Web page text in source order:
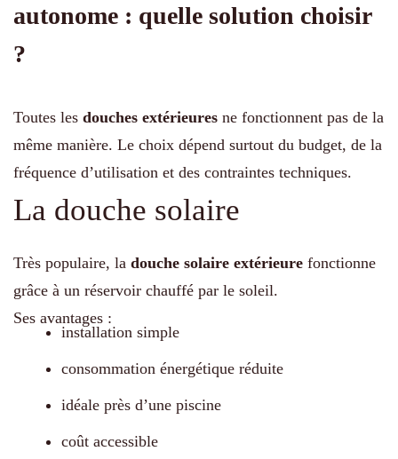
autonome : quelle solution choisir
?
Toutes les douches extérieures ne fonctionnent pas de la
même manière. Le choix dépend surtout du budget, de la
fréquence d’utilisation et des contraintes techniques.
La douche solaire
Très populaire, la douche solaire extérieure fonctionne
grâce à un réservoir chauffé par le soleil.
Ses avantages :
installation simple
consommation énergétique réduite
idéale près d’une piscine
coût accessible